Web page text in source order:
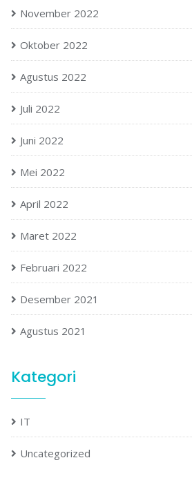
November 2022
Oktober 2022
Agustus 2022
Juli 2022
Juni 2022
Mei 2022
April 2022
Maret 2022
Februari 2022
Desember 2021
Agustus 2021
Kategori
IT
Uncategorized